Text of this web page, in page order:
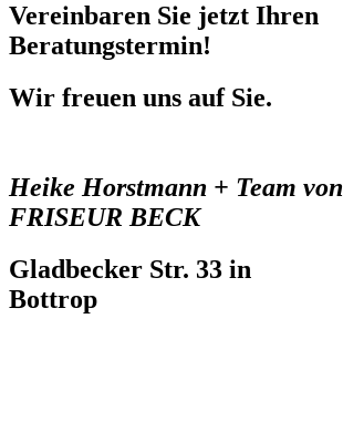
Vereinbaren Sie jetzt Ihren
Beratungstermin!
Wir freuen uns auf Sie.
Heike Horstmann + Team von
FRISEUR BECK
Gladbecker Str. 33 in
Bottrop